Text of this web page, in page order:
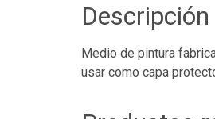
Descripción
Medio de pintura
usar como capa